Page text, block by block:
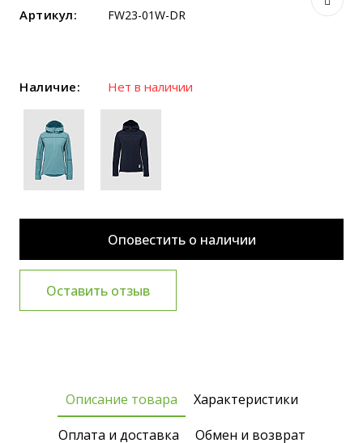
Артикул: FW23-01W-DR
Наличие: Нет в наличии
Оповестить о наличии
Оставить отзыв
Описание товара
Характеристики
Оплата и доставка
Обмен и возврат